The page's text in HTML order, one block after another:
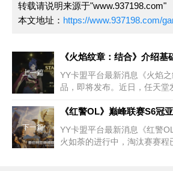
转载请说明来源于"www.937198.com"
本文地址： https://www.937198.com/
上一篇
《火焰纹章：结合》介绍基
YY卡盟平台最新消息《火焰
品，即将发布。近日，任天堂
基本功能和不同的游
下一篇
《红警OL》巅峰联赛S6冠
YY卡盟平台最新消息《红警
火如荼的进行中，淘汰赛赛程